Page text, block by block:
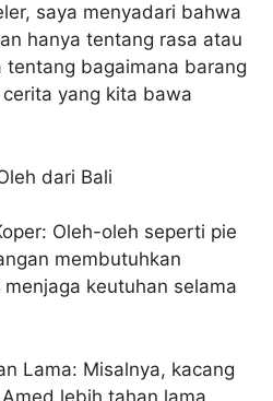
saya menyadari bahwa
hanya tentang rasa atau
bagaimana barang
yang kita bawa
dari Bali
Oleh-oleh seperti pie
membutuhkan
keutuhan selama
Lama: Misalnya, kacang
lebih tahan lama